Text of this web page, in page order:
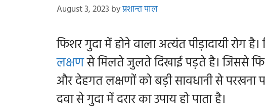
August 3, 2023 byप्रशान्त पाल
फिशर गुदा में होने वाला अत्यंत पीड़ादायी रोग
लक्षणसे मिलते जुलते दिखाई पड़ते है। जिससे
और देहगत लक्षणों को बड़ी सावधानी से
दवा से गुदा में दरार का उपाय हो पाता है।